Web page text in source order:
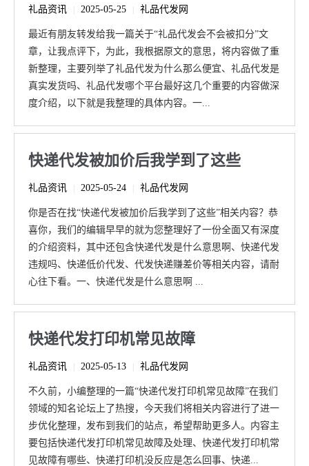
礼品资讯 2025-05-25 礼品代发网
最近有朋友转发给我一篇关于“礼品代发会不会被扣分”文
章，让我点评下，为此，我根据原文的意思，将内容做了重
新整理，主要列举了礼品代发为什么那么便宜、礼品代发是
真实发货吗、礼品代发哪个平台最好这几个重要的内容做深
度介绍，以下就是我整理的具体内容。一...
快递代发被加价后我学到了这些
礼品资讯 2025-05-24 礼品代发网
你是否在找“快递代发被加价后我学到了这些”相关内容？恭
喜你，我们的编辑早早的就为您整理好了一份全面又有深度
的介绍资料，其中还包含快递代发是什么意思啊、快递代发
违规吗、快递低价代发、代发快递赚差价等相关内容，请耐
心往下看。一、快递代发是什么意思啊 ...
快递代发打印机常见故障
礼品资讯 2025-05-13 礼品代发网
不久前，小编整理的一篇“快递代发打印机常见故障”在我们
领域的知名论坛上了热搜，今天我们将相关内容进行了进一
步优化整理，发布到我们的站点，希望帮助更多人。内容主
要包括快递代发打印机常见故障及处理、快递代发打印机常
见故障有哪些、快递打印机没反应是怎么回事、快递...